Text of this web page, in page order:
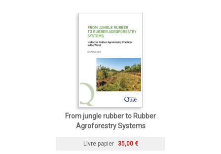
From jungle rubber to Rubber
Agroforestry Systems
Livre papier 35,00 €